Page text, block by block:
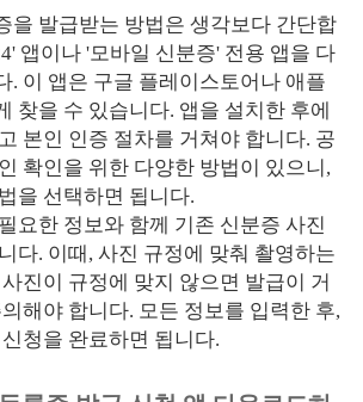
을 발급받는 방법은 생각보다 간단합
앱이나 '모바일 신분증' 전용 앱을 다
. 이 앱은 구글 플레이스토어나 애플
찾을 수 있습니다. 앱을 설치한 후에
본인 인증 절차를 거쳐야 합니다. 공
확인을 위한 다양한 방법이 있으니,
을 선택하면 됩니다.
요한 정보와 함께 기존 신분증 사진
다. 이때, 사진 규정에 맞춰 촬영하는
진이 규정에 맞지 않으면 발급이 거
해야 합니다. 모든 정보를 입력한 후,
청을 완료하면 됩니다.